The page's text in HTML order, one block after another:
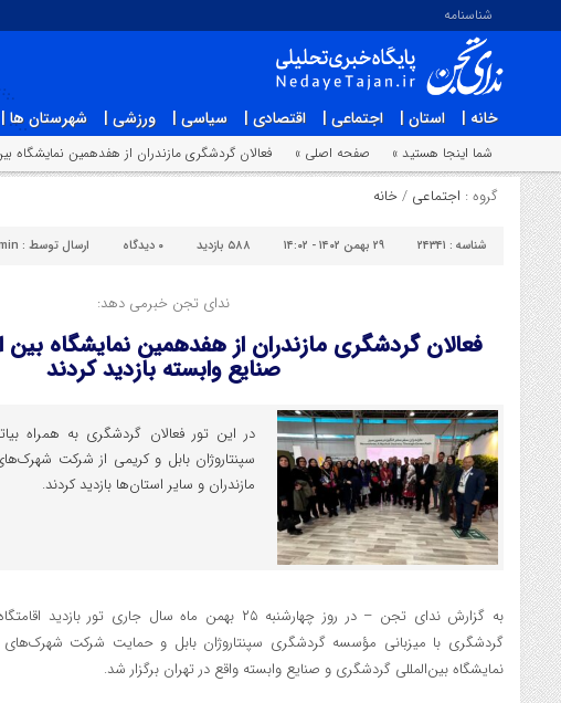
شناسنامه
خانه | استان | اجتماعی | اقتصادی | سیاسی | ورزشی | شهرستان ها |
شما اینجا هستید » صفحه اصلی » فعالان گردشگری مازندران از هفدهمین نمایشگاه
گروه : اجتماعی /خانه
شناسه : ۲۴۳۴۱ ۲۹ بهمن ۱۴۰۲ - ۱۴:۰۲ ۵۸۸ بازدید ۰ دیدگاه ارسال توسط :
ندای تجن خبرمی دهد:
فعالان گردشگری مازندران از هفدهمین نمایشگاه بین
صنایع وابسته بازدید کردند
در این تور فعالان گردشگری به همراه
سپنتاروژان بابل و کریمی از شرکت
مازندران و سایر استان‌ها بازدید کردند.
به گزارش ندای تجن – در روز چهارشنبه ۲۵ بهمن ماه سال جاری
گردشگری با میزبانی مؤسسه گردشگری سپنتاروژان بابل و حمایت شرکت شهرک‌های
نمایشگاه بین‌المللی گردشگری و صنایع وابسته واقع در تهران برگزار شد.